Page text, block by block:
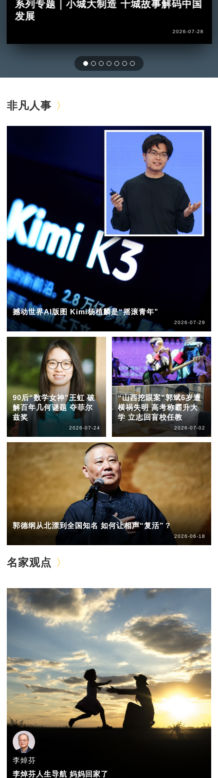
系列专题｜小城大制造 十城故事解码中国
发展
2026-07-28
非凡人事
撼动世界AI版图 Kimi杨植麟是“摇滚青年”
2026-07-29
90后“数学女神”王虹 破
解百年几何谜题 夺菲尔
兹奖
2026-07-24
“山西挖眼案”郭斌6岁遭
横祸失明 高考称霸升大
学 立志回盲校任教
2026-07-02
郭德纲从北漂到全国知名 如何让相声“复活”？
2026-06-18
名家观点
李焯芬
李焯芬人生导航 妈妈回家了